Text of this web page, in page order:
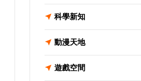
科學新知
動漫天地
遊戲空間